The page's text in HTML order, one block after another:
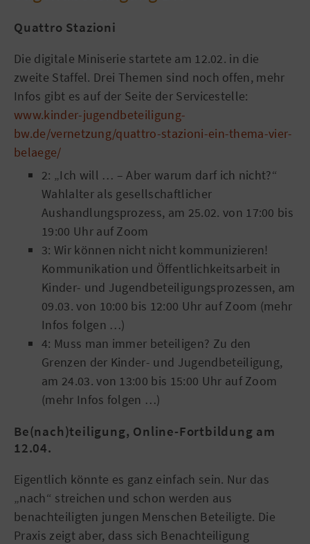
Quattro Stazioni
Die digitale Miniserie startete am 12.02. in die
zweite Staffel. Drei Themen sind noch offen, mehr
Infos gibt es auf der Seite der Servicestelle:
www.kinder-jugendbeteiligung-
bw.de/vernetzung/quattro-stazioni-ein-thema-vier-
belaege/
2: „Ich will … – Aber warum darf ich nicht?“
Wahlalter als gesellschaftlicher
Aushandlungsprozess, am 25.02. von 17:00 bis
19:00 Uhr auf Zoom
3: Wir können nicht nicht kommunizieren!
Kommunikation und Öffentlichkeitsarbeit in
Kinder- und Jugendbeteiligungsprozessen, am
09.03. von 10:00 bis 12:00 Uhr auf Zoom (mehr
Infos folgen …)
4: Muss man immer beteiligen? Zu den
Grenzen der Kinder- und Jugendbeteiligung,
am 24.03. von 13:00 bis 15:00 Uhr auf Zoom
(mehr Infos folgen …)
Be(nach)teiligung, Online-Fortbildung am
12.04.
Eigentlich könnte es ganz einfach sein. Nur das
„nach“ streichen und schon werden aus
benachteiligten jungen Menschen Beteiligte. Die
Praxis zeigt aber, dass sich Benachteiligung